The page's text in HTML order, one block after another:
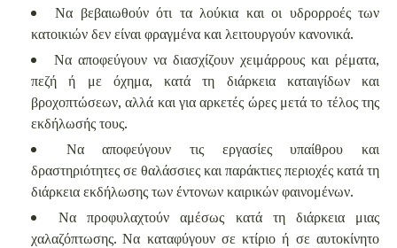
Να βεβαιωθούν ότι τα λούκια και οι υδρορροές των
κατοικιών δεν είναι φραγμένα και λειτουργούν κανονικά.
Να αποφεύγουν να διασχίζουν χειμάρρους και ρέματα,
πεζή ή με όχημα, κατά τη διάρκεια καταιγίδων και
βροχοπτώσεων, αλλά και για αρκετές ώρες μετά το τέλος της
εκδήλωσής τους.
Να αποφεύγουν τις εργασίες υπαίθρου και
δραστηριότητες σε θαλάσσιες και παράκτιες περιοχές κατά τη
διάρκεια εκδήλωσης των έντονων καιρικών φαινομένων.
Να προφυλαχτούν αμέσως κατά τη διάρκεια μιας
χαλαζόπτωσης. Να καταφύγουν σε κτίριο ή σε αυτοκίνητο